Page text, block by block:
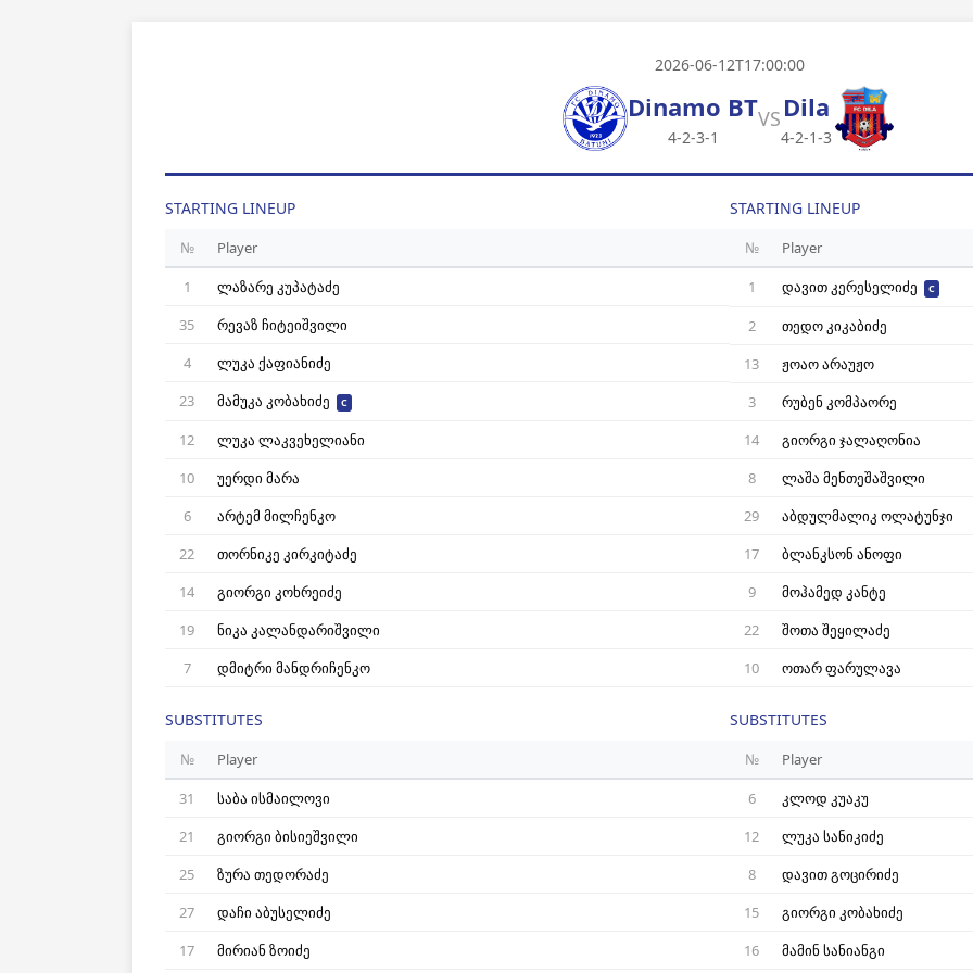
2026-06-12T17:00:00
Dinamo BT
4-2-3-1
VS Dila
4-2-1-3
STARTING LINEUP
№
Player
1
ლაზარე კუპატაძე
35
რევაზ ჩიტეიშვილი
4
ლუკა ქაფიანიძე
23
მამუკა კობახიძე C
12
ლუკა ლაკვეხელიანი
10
უერდი მარა
6
არტემ მილჩენკო
22
თორნიკე კირკიტაძე
14
გიორგი კოხრეიძე
19
ნიკა კალანდარიშვილი
7
დმიტრი მანდრიჩენკო
SUBSTITUTES
№
Player
31
საბა ისმაილოვი
21
გიორგი ბისიეშვილი
25
ზურა თედორაძე
27
დაჩი აბუსელიძე
17
მირიან ზოიძე
STARTING LINEUP
№
Player
1
დავით კერესელიძე C
2
თედო კიკაბიძე
13
ჟოაო არაუჟო
3
რუბენ კომპაორე
14
გიორგი ჯალაღონია
8
ლაშა მენთეშაშვილი
29
აბდულმალიკ ოლატუნჯი
17
ბლანკსონ ანოფი
9
მოჰამედ კანტე
22
შოთა შეყილაძე
10
ოთარ ფარულავა
SUBSTITUTES
№
Player
6
კლოდ კუაკუ
12
ლუკა სანიკიძე
8
დავით გოცირიძე
15
გიორგი კობახიძე
16
მამინ სანიანგი